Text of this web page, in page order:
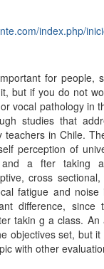
index.php/
for people,
but if you do not
vocal pathology in
studies that
teachers in Chile.
perception of
a fter taking
cross
fatigue and
difference, since
takin g a class.
objectives set, but
with other